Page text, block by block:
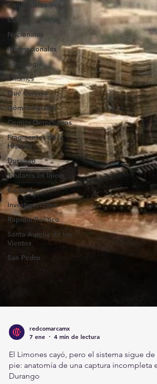
Columnistas
CDMX
Nacionales
Internacionales
Tecnología
Chismes
Qué Curioso
Gómez Palacio
Comics Derechairos
Fragmentos de la
Historia
Durango
Titulares en Inicio
Coahuila
Investigaciones
Rapidín Político
Santa Aurelia de los
Vientos
San Pedro
7 ene
4 min de lectura
El Limones cayó, pero el sistema sigue de